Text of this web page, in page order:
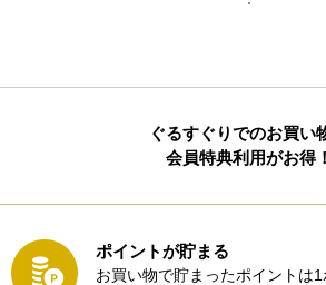
ぐるすぐりでのお買い
会員特典利用がお得！
ポイントが貯まる
お買い物で貯まったポイントは